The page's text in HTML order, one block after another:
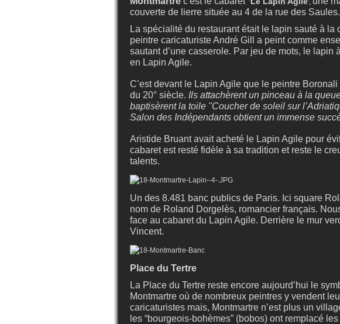
' ',
couverte de lierre située au 4 de la rue des Saules.
La spécialité du restaurant était le lapin sauté à la
peintre caricaturiste André Gill a peint comme
sautant d’une casserole. Par jeu de mots, le lapin
en Lapin Agile.
C’est devant le Lapin Agile que le peintre
du 20° siècle. Ils attachèrent un pinceau à la
baptisèrent la toile "Coucher de soleil sur
Salon des Indépendants obtient un immense
Aristide Bruant avait acheté le Lapin Agile pour
cabaret est resté fidèle à sa tradition et reste le
talents.
Un des 8.481 banc publics de Paris. Ici square
nom de Roland Dorgelès, romancier français.
face au cabaret du Lapin Agile. Derrière le mur
Vincent.
Place du Tertre
La Place du Tertre reste encore aujourd’hui le
Montmartre où de nombreux peintres y vendent
caricaturistes mais, Montmartre n’est plus un
les “bourgeois-bohèmes” (bobos) ont remplacé